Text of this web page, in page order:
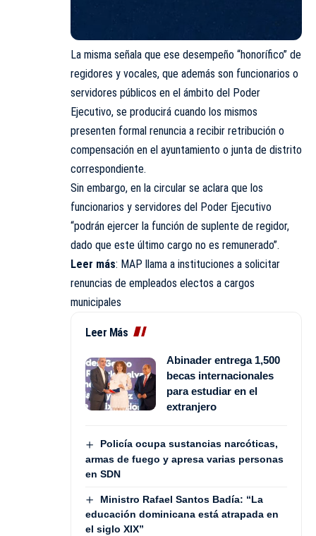
La misma señala que ese desempeño “honorífico” de
regidores y vocales, que además son funcionarios o
servidores públicos en el ámbito del Poder
Ejecutivo, se producirá cuando los mismos
presenten formal renuncia a recibir retribución o
compensación en el ayuntamiento o junta de distrito
correspondiente.
Sin embargo, en la circular se aclara que los
funcionarios y servidores del Poder Ejecutivo
“podrán ejercer la función de suplente de regidor,
dado que este último cargo no es remunerado”.
Leer más: MAP llama a instituciones a solicitar
renuncias de empleados electos a cargos
municipales
Leer Más
Abinader entrega 1,500
becas internacionales
para estudiar en el
extranjero
Policía ocupa sustancias narcóticas,
armas de fuego y apresa varias personas
en SDN
Ministro Rafael Santos Badía: “La
educación dominicana está atrapada en
el siglo XIX”